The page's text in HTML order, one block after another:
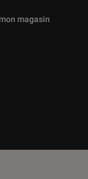
proposées
magasin